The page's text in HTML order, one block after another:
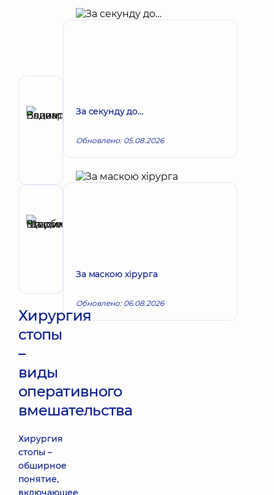
Елизаров
Валентинович
проктолог
Хирург
сосудистый
Хирургия
стопы
–
виды
оперативного
вмешательства
Хирургия
стопы –
обширное
понятие,
включающее
За секунду до…
Обновлено: 05.08.2026
За маскою хірурга
Обновлено: 06.08.2026